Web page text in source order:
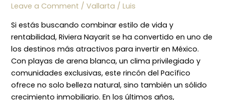
Leave a Comment /Vallarta /Luis
Si estás buscando combinar estilo de vida y
rentabilidad, Riviera Nayarit se ha convertido en uno de
los destinos más atractivos para invertir en México.
Con playas de arena blanca, un clima privilegiado y
comunidades exclusivas, este rincón del Pacífico
ofrece no solo belleza natural, sino también un sólido
crecimiento inmobiliario. En los últimos años,